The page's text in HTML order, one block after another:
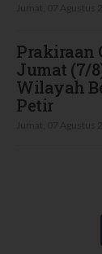
Prakiraan
Jumat (7/
Wilayah
Petir